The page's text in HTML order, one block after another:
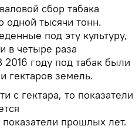
сбор табака
одной тысячи тонн.
под эту культуру,
в четыре раза
2016 году под табак были
гектаров земель.
с гектара, то показатели
показатели прошлых лет.